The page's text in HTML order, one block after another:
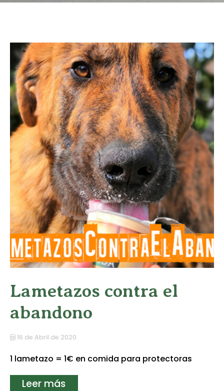
TLF |981 687 007
Lametazos contra el
abandono
16 de Abril de 2020
1 lametazo = 1€ en comida para protectoras
Leer más